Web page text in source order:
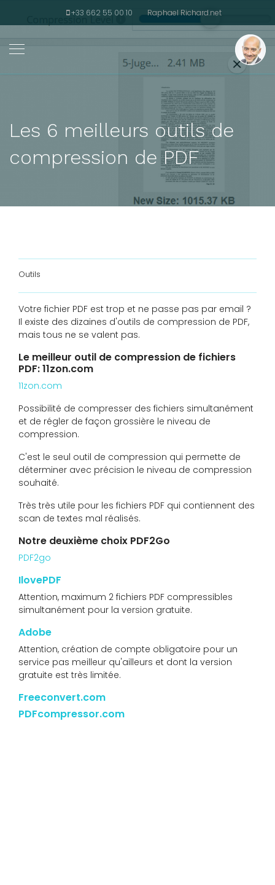
+33 662 55 00 10 Raphael Richard.net
Les 6 meilleurs outils de
compression de PDF
Outils
Votre fichier PDF est trop et ne passe pas par email ?
Il existe des dizaines d'outils de compression de PDF,
mais tous ne se valent pas.
Le meilleur outil de compression de fichiers
PDF: 11zon.com
11zon.com
Possibilité de compresser des fichiers simultanément
et de régler de façon grossière le niveau de
compression.
C'est le seul outil de compression qui permette de
déterminer avec précision le niveau de compression
souhaité.
Très très utile pour les fichiers PDF qui contiennent des
scan de textes mal réalisés.
Notre deuxième choix PDF2Go
PDF2go
IlovePDF
Attention, maximum 2 fichiers PDF compressibles
simultanément pour la version gratuite.
Adobe
Attention, création de compte obligatoire pour un
service pas meilleur qu'ailleurs et dont la version
gratuite est très limitée.
Freeconvert.com
PDFcompressor.com